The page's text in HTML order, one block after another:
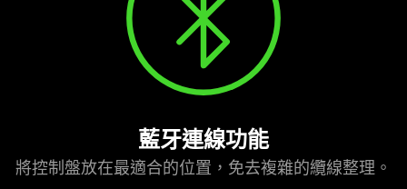
藍牙連線功能
將控制盤放在最適合的位置，免去複雜的纜線整理。